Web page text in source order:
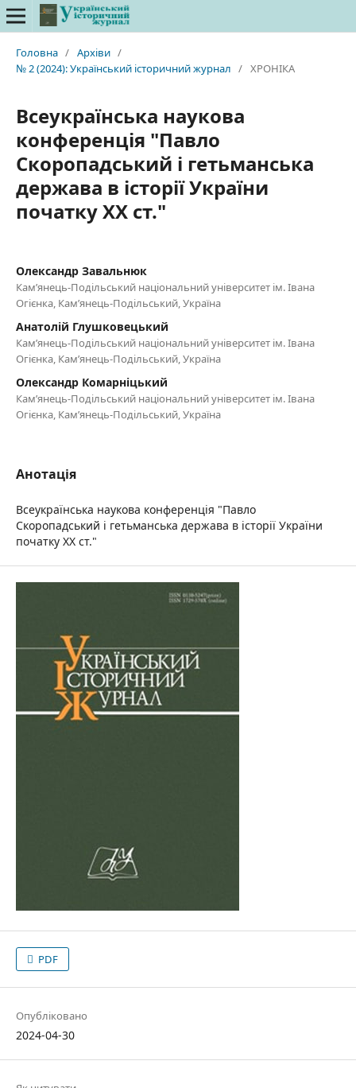
Головна / Архіви /
№ 2 (2024): Український історичний журнал / ХРОНІКА
Всеукраїнська наукова
конференція "Павло
Скоропадський і гетьманська
держава в історії України
початку ХХ ст."
Олександр Завальнюк
Кам’янець-Подільський національний університет ім. Івана
Огієнка, Кам’янець-Подільський, Україна
Анатолій Глушковецький
Кам’янець-Подільський національний університет ім. Івана
Огієнка, Кам’янець-Подільський, Україна
Олександр Комарніцький
Кам’янець-Подільський національний університет ім. Івана
Огієнка, Кам’янець-Подільський, Україна
Анотація
Всеукраїнська наукова конференція "Павло
Скоропадський і гетьманська держава в історії України
початку ХХ ст."
PDF
Опубліковано
2024-04-30